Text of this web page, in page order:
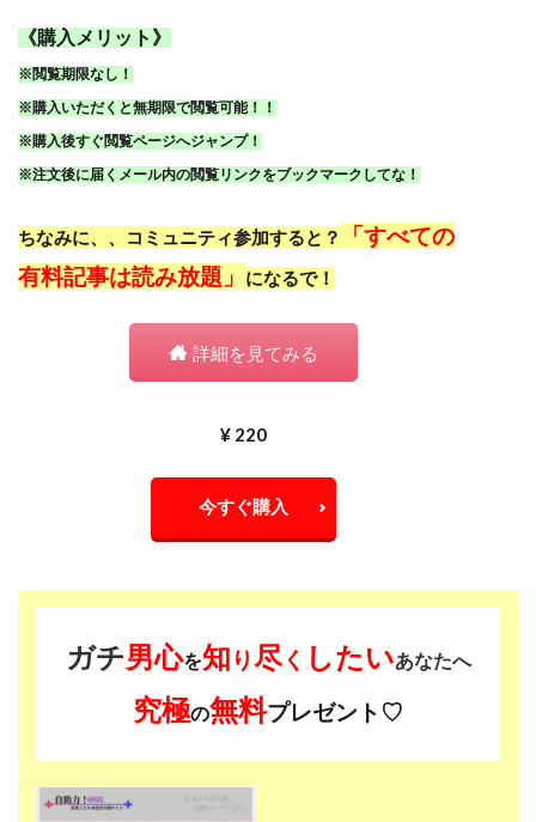
《購入メリット》
※閲覧期限なし！
※購入いただくと無期限で閲覧可能！！
※購入後すぐ閲覧ページへジャンプ！
※注文後に届くメール内の閲覧リンクをブックマークしてな！
ちなみに、、コミュニティ参加すると？
「すべての
有料記事は読み放題」
になるで！
詳細を見てみる
¥ 220
今すぐ購入
ガチ男心を知 り尽く したいあなたへ
究極の無料プレゼント♡